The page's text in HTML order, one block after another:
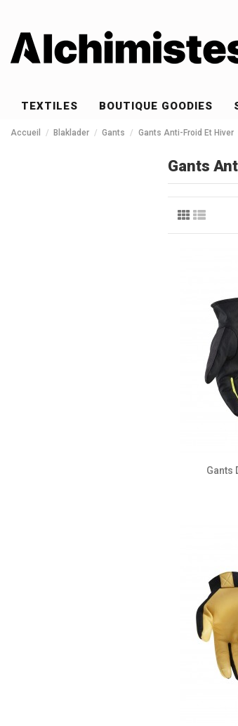
TEXTILES BOUTIQUE GOODIES
Accueil Blaklader Gants Gants Anti-Froid Et Hiver
Gants
Gants